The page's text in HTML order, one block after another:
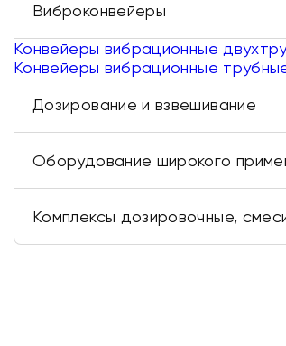
Виброконвейеры
Конвейеры вибрационные
Конвейеры вибрационные
Дозирование и взвешивание
Оборудование широкого
Комплексы дозировочные,